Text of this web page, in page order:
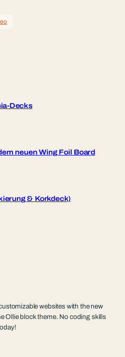
Decks
neuen Wing Foil Board
& Korkdeck)
websites with the new
Ollie block theme. No coding skills